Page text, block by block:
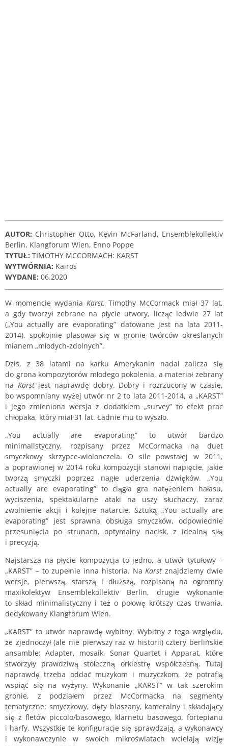
AUTOR: Christopher Otto, Kevin McFarland, Ensemblekollektiv
Berlin, Klangforum Wien, Enno Poppe
TYTUŁ: TIMOTHY MCCORMACH: KARST
WYTWÓRNIA: Kairos
WYDANE: 06.2020
W momencie wydania Karst, Timothy McCormack miał 37 lat,
a gdy tworzył zebrane na płycie utwory, licząc ledwie 27 lat
(„You actually are evaporating” datowane jest na lata 2011-
2014), spokojnie plasował się w gronie twórców określanych
mianem „młodych-zdolnych”.
Dziś, z 38 latami na karku Amerykanin nadal zalicza się
do grona kompozytorów młodego pokolenia, a materiał zebrany
na Karstjest naprawdę dobry. Dobry i rozrzucony w czasie,
bo wspomniany wyżej utwór nr 2 to lata 2011-2014, a „KARST”
i jego zmieniona wersja z dodatkiem „survey” to efekt prac
chłopaka, który miał 31 lat. Ładnie mu to wyszło.
„You actually are evaporating” to utwór bardzo
minimalistyczny, rozpisany przez McCormacka na duet
smyczkowy skrzypce-wiolonczela. O sile powstałej w 2011,
a poprawionej w 2014 roku kompozycji stanowi napięcie, jakie
tworzą smyczki poprzez nagłe uderzenia dźwięków. „You
actually are evaporating” to ciągła gra natężeniem hałasu,
wyciszenia, spektakularne ataki na uszy słuchaczy, zaraz
zwolnienie akcji i kolejne natarcie. Sztuką „You actually are
evaporating” jest sprawna obsługa smyczków, odpowiednie
przesunięcia po strunach, optymalny nacisk, z idealną siłą
i precyzją.
Najstarsza na płycie kompozycja to jedno, a utwór tytułowy –
„KARST” – to zupełnie inna historia. NaKarst znajdziemy dwie
wersje, pierwszą, starszą i dłuższą, rozpisaną na ogromny
maxikolektyw Ensemblekollektiv Berlin, drugie wykonanie
to skład minimalistyczny i też o połowę krótszy czas trwania,
dedykowany Klangforum Wien.
„KARST” to utwór naprawdę wybitny. Wybitny z tego względu,
że zjednoczył (ale nie pierwszy raz w historii) cztery berlińskie
ansamble: Adapter, mosaik, Sonar Quartet i Apparat, które
stworzyły prawdziwą stołeczną orkiestrę współczesną. Tutaj
naprawdę trzeba oddać muzykom i muzyczkom, że potrafią
wspiąć się na wyżyny. Wykonanie „KARST” w tak szerokim
gronie, z podziałem przez McCormacka na segmenty
tematyczne: smyczkowy, dęty blaszany, kameralny i składający
się z fletów piccolo/basowego, klarnetu basowego, fortepianu
i harfy. Wszystkie te konfiguracje się sprawdzają, a wykonawcy
i wykonawczynie w swoich mikroświatach wcielają wizję